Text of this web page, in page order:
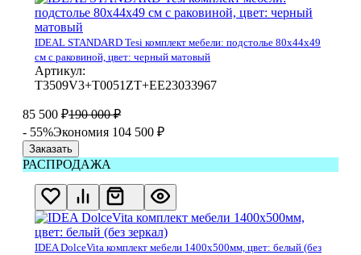
IDEAL STANDARD Tesi комплект мебели: подстолье 80x44x49
см с раковиной, цвет: черный матовый
Артикул:
T3509V3+T0051ZT+EE23033967
85 500 ₽190 000 ₽
- 55%Экономия 104 500 ₽
Заказать
РАСПРОДАЖА
IDEA DolceVita комплект мебели 1400x500мм, цвет: белый (без